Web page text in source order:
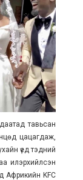
тавьсан
цацагдаж,
үед тэдний
илэрхийлсэн
Африкийн KFC